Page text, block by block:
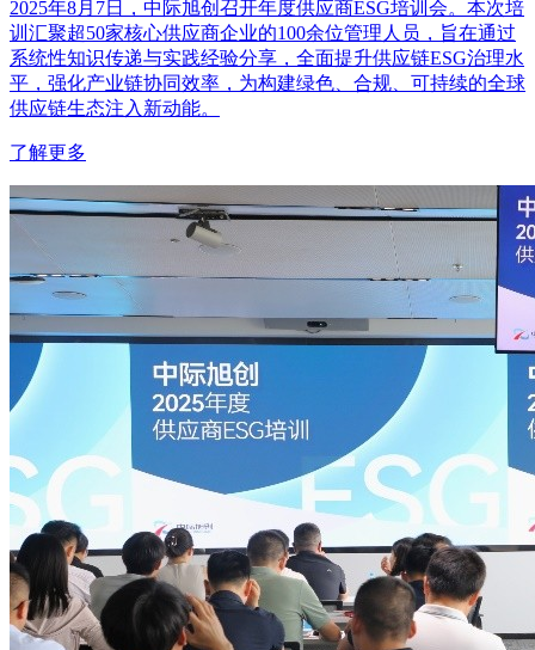
2025年8月7日，中际旭创召开年度供应商ESG培训会。本次培
训汇聚超50家核心供应商企业的100余位管理人员，旨在通过
系统性知识传递与实践经验分享，全面提升供应链ESG治理水
平，强化产业链协同效率，为构建绿色、合规、可持续的全球
供应链生态注入新动能。
了解更多